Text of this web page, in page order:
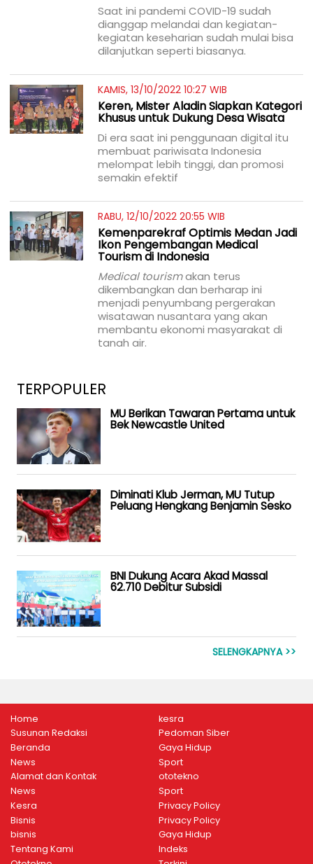
Saat ini pandemi COVID-19 sudah
dianggap melandai dan kegiatan-
kegiatan keseharian sudah mulai bisa
dilanjutkan seperti biasanya.
KAMIS, 13/10/2022 10:27 WIB
Keren, Mister Aladin Siapkan Kategori
Khusus untuk Dukung Desa Wisata
Di era saat ini penggunaan digital itu
membuat pariwisata Indonesia
melompat lebih tinggi, dan promosi
semakin efektif
RABU, 12/10/2022 20:55 WIB
Kemenparekraf Optimis Medan Jadi
Ikon Pengembangan Medical
Tourism di Indonesia
Medical tourismakan terus
dikembangkan dan berharap ini
menjadi penyumbang pergerakan
wisatawan nusantara yang akan
membantu ekonomi masyarakat di
tanah air.
TERPOPULER
MU Berikan Tawaran Pertama untuk
Bek Newcastle United
Diminati Klub Jerman, MU Tutup
Peluang Hengkang Benjamin Sesko
BNI Dukung Acara Akad Massal
62.710 Debitur Subsidi
SELENGKAPNYA >>
Home
Susunan Redaksi
Beranda
News
Alamat dan Kontak
News
Kesra
Bisnis
bisnis
Tentang Kami
kesra
Pedoman Siber
Gaya Hidup
Sport
ototekno
Sport
Privacy Policy
Privacy Policy
Gaya Hidup
Indeks